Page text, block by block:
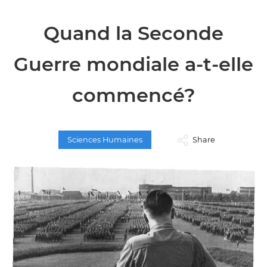
Quand la Seconde
Guerre mondiale a-t-elle
commencé?
Sciences Humaines Share